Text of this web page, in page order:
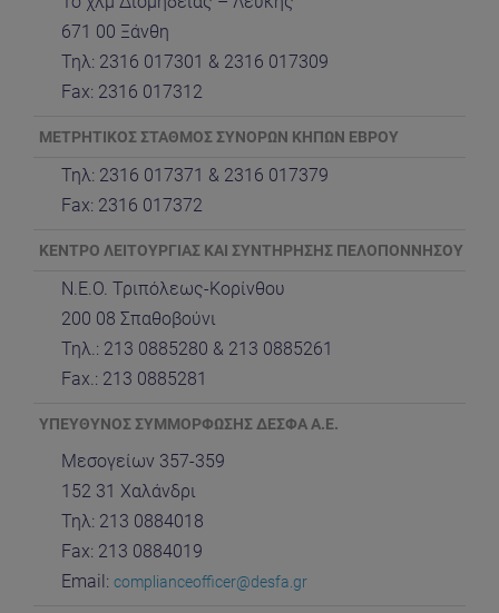
671 00 Ξάνθη
Τηλ: 2316 017301 & 2316 017309
Fax: 2316 017312
ΜΕΤΡΗΤΙΚΟΣ ΣΤΑΘΜΟΣ ΣΥΝΟΡΩΝ ΚΗΠΩΝ ΕΒΡΟΥ
Τηλ: 2316 017371 & 2316 017379
Fax: 2316 017372
ΚΕΝΤΡΟ ΛΕΙΤΟΥΡΓΙΑΣ ΚΑΙ ΣΥΝΤΗΡΗΣΗΣ ΠΕΛΟΠΟΝΝΗΣΟΥ
Ν.Ε.Ο. Τριπόλεως-Κορίνθου
200 08 Σπαθοβούνι
Τηλ.: 213 0885280 & 213 0885261
Fax.: 213 0885281
ΥΠΕΥΘΥΝΟΣ ΣΥΜΜΟΡΦΩΣΗΣ ΔΕΣΦΑ Α.Ε.
Μεσογείων 357-359
152 31 Χαλάνδρι
Τηλ: 213 0884018
Fax: 213 0884019
Email: complianceofficer@desfa.gr